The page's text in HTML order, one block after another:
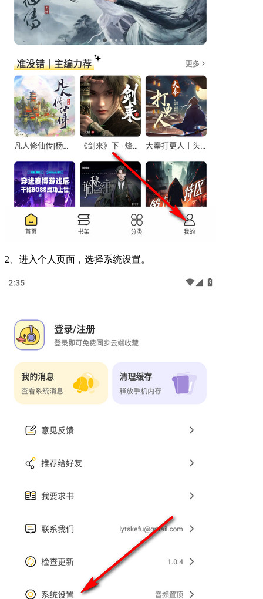
2、进入个人页面，选择系统设置。